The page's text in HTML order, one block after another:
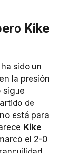
Kike
ha sido un
la presión
sigue
de
está para
Kike
el 2-0